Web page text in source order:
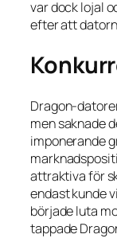
var dock lojal
efter att
Dragon-
men saknade
imponerande
attraktiva för
endast kunde
började luta
tappade